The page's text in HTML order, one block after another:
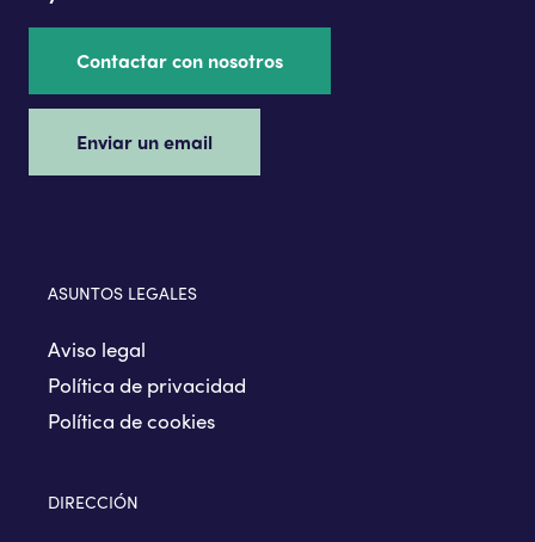
Contactar con nosotros
Enviar un email
ASUNTOS LEGALES
Aviso legal
Política de privacidad
Política de cookies
DIRECCIÓN